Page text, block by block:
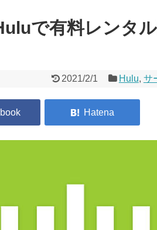
で有料レンタ
2021/2/1 Hulu, サ